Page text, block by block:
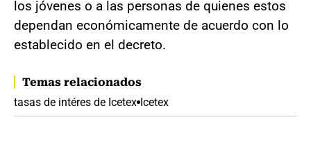
los jóvenes o a las personas de quienes estos
dependan económicamente de acuerdo con lo
establecido en el decreto.
Temas relacionados
tasas de intéres de Icetex Icetex